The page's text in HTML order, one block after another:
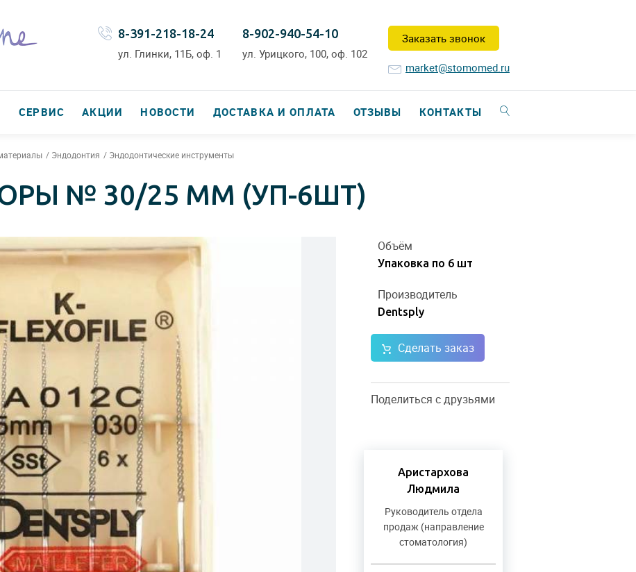
Заказать звонок
market@stomomed.ru
8-902-940-54-10
ул. Урицкого, 100, оф. 102
8-391-218-18-24
ул. Глинки, 11Б, оф. 1
СЕРВИС АКЦИИ НОВОСТИ ДОСТАВКА И ОПЛАТА ОТЗЫВЫ КОНТАКТЫ
Эндодонтия Эндодонтические инструменты
№ 30/25 ММ (УП-6ШТ)
Объём
Упаковка по 6 шт
Производитель
Dentsply
Сделать заказ
Поделиться с друзьями
Аристархова
Людмила
Руководитель отдела
продаж (направление
стоматология)